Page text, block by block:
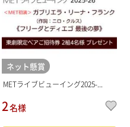
ネット懸賞
METライブビューイング2025-...
2名様